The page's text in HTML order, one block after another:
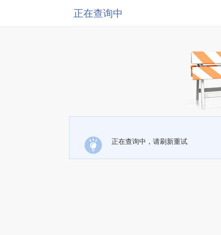
正在查询中
正在查询中，请刷新重试